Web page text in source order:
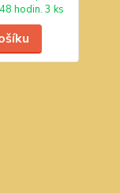
hodin. 3 ks